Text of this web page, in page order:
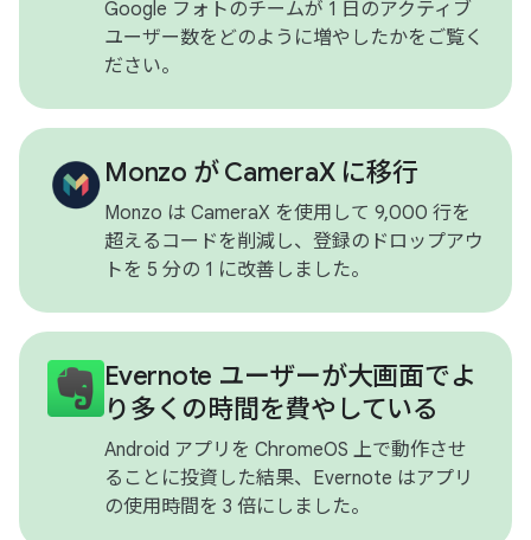
Google フォトのチームが 1 日のアクティブ
ユーザー数をどのように増やしたかをご覧く
ださい。
Monzo が CameraX に移行
Monzo は CameraX を使用して 9,000 行を
超えるコードを削減し、登録のドロップアウ
トを 5 分の 1 に改善しました。
Evernote ユーザーが大画面でよ
り多くの時間を費やしている
Android アプリを ChromeOS 上で動作させ
ることに投資した結果、Evernote はアプリ
の使用時間を 3 倍にしました。